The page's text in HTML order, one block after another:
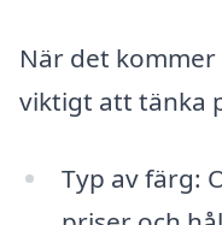
När det
viktigt att tänka
Typ av färg: